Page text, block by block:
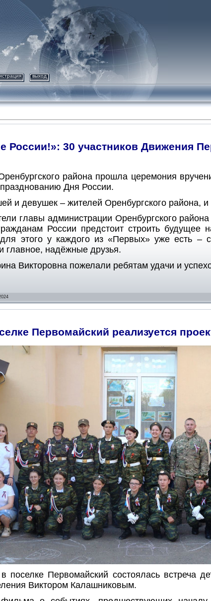
выход
России!»: 30 участников Движения
района прошла церемония
Дня России.
и девушек – жителей Оренбургского района, и
главы администрации Оренбургского
России предстоит строить будущее
этого у каждого из «Первых» уже есть –
главное, надёжные друзья.
Викторовна пожелали ребятам удачи и
Первомайский реализуется
Первомайский состоялась встреча
Виктором Калашниковым.